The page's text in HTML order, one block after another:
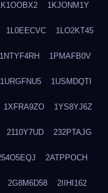
1KJONM1Y
1L0EECVC 1LO2KT45
1NTYF4RH 1PMAFB0V
1URGFNU5 1USMDQTI
1XFRA9ZO 1YS8YJ6Z
2110Y7UD 232PTAJG
2ATPPOCH
2G8M6D58 2IIHI162